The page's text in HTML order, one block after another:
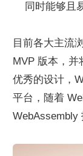
同时能够且
目前各大主流
MVP 版本，并
优秀的设计，
平台，随着
WebAssembly